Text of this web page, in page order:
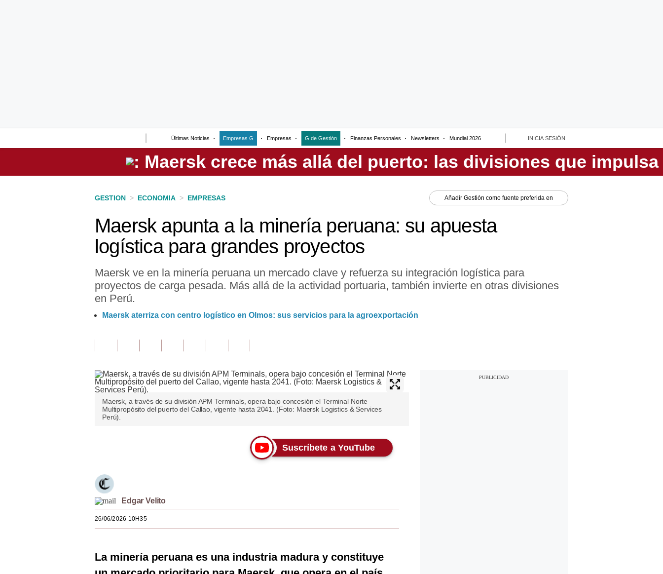
Últimas Noticias Empresas G Empresas G de Gestión Finanzas Personales Newsletters Mundial 2026 INICIA SESIÓN
Perú
GESTION > ECONOMIA > EMPRESAS Añadir Gestión como fuente preferida en
Maersk apunta a la minería peruana: su apuesta
logística para grandes proyectos
Maersk ve en la minería peruana un mercado clave y refuerza su integración logística para
proyectos de carga pesada. Más allá de la actividad portuaria, también invierte en otras divisiones
en Perú.
Maersk aterriza con centro logístico en Olmos: sus servicios para la agroexportación
Maersk, a través de su división APM Terminals, opera bajo concesión el Terminal Norte
Multipropósito del puerto del Callao, vigente hasta 2041. (Foto: Maersk Logistics & Services
Perú).
Suscríbete a YouTube
Edgar Velito
26/06/2026 10H35
La minería peruana es una industria madura y constituye